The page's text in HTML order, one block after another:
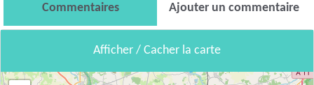
Commentaires Ajouter un commentaire
Afficher / Cacher la carte